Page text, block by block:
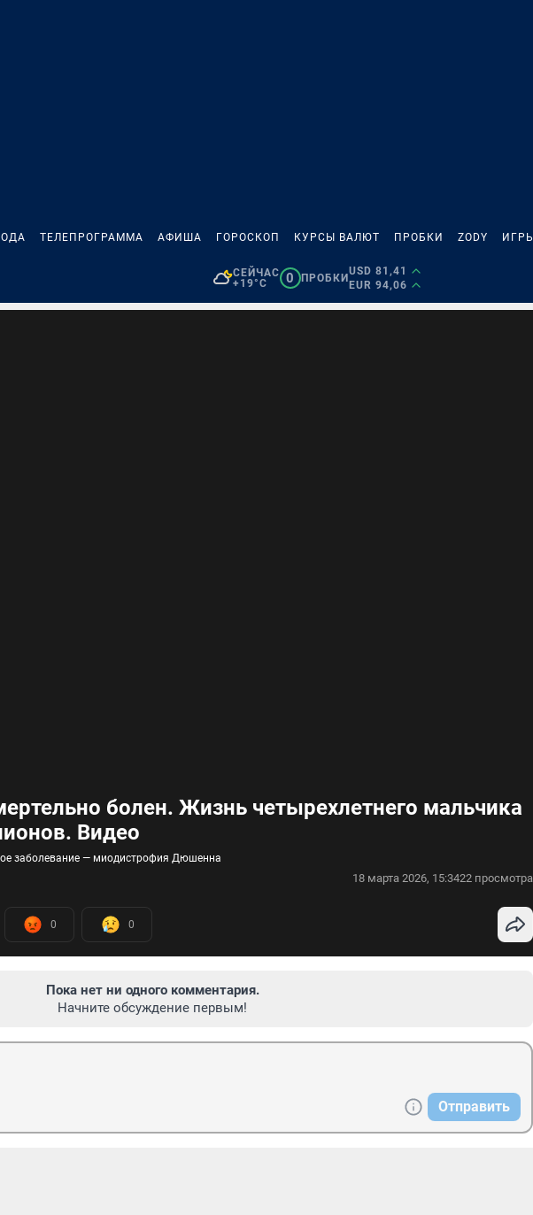
ТЕЛЕПРОГРАММА АФИША ГОРОСКОП КУРСЫ ВАЛЮТ ПРОБКИ ZODY ИГРЫ
СЕЙЧАС
+19°C
0 ПРОБКИ
USD 81,41
EUR 94,06
болен. Жизнь четырехлетнего мальчика
Видео
заболевание — миодистрофия Дюшенна
18 марта 2026, 15:3422 просмотра
0 0
Пока нет ни одного комментария.
Начните обсуждение первым!
Отправить